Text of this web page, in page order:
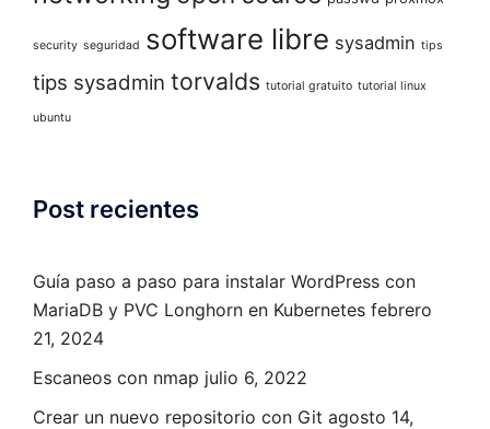
security seguridad software libre sysadmin tips
tips sysadmin torvalds tutorial gratuito tutorial linux
ubuntu
Post recientes
Guía paso a paso para instalar WordPress con
MariaDB y PVC Longhorn en Kubernetes febrero
21, 2024
Escaneos con nmap julio 6, 2022
Crear un nuevo repositorio con Git agosto 14,